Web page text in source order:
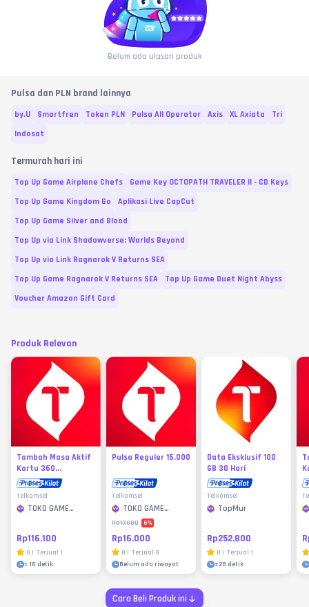
Belum ada ulasan produk
Pulsa dan PLN brand lainnya
by.U Smartfren Token PLN Pulsa All Operator Axis XL Axiata
Tri
Indosat
Termurah hari ini
Top Up Game Airplane Chefs
Game Key OCTOPATH TRAVELER II - CD Keys
Top Up Game Kingdom Go
Aplikasi Live CapCut
Top Up Game Silver and Blood
Top Up via Link Shadowverse: Worlds Beyond
Top Up via Link Ragnarok V Returns SEA
Top Up Game Ragnarok V Returns SEA
Top Up Game Duet Night Abyss
Voucher Amazon Gift Card
Produk Relevan
Tambah Masa Aktif
Kartu 360...
Telkomsel
TOKO GAME
Rp116.100
0 | Terjual 1
±16 detik
Pulsa Reguler 15.000
Telkomsel
TOKO GAME
MURAH
Rp17.000 6%
Rp16.000
0 | Terjual 0
Belum ada riwayat
Data Eksklusif 100
GB 30 Hari
Telkomsel
TopMur
Rp252.800
0 | Terjual 1
±28 detik
Cara Beli Produk ini